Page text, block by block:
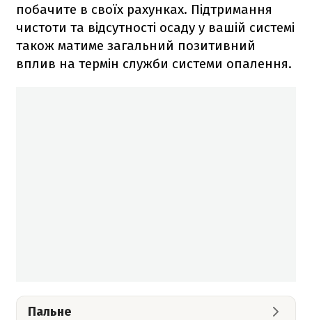
побачите в своїх рахунках. Підтримання
чистоти та відсутності осаду у вашій системі
також матиме загальний позитивний
вплив на термін служби системи опалення.
Пальне